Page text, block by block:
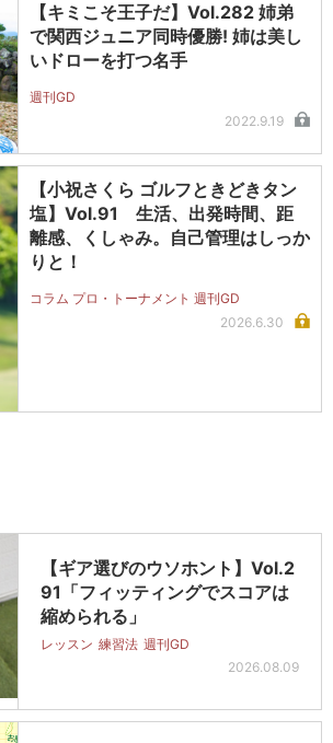
【キミこそ王子だ】Vol.282 姉弟
で関西ジュニア同時優勝! 姉は美し
いドローを打つ名手
週刊GD
2022.9.19
【小祝さくら ゴルフときどきタン
塩】Vol.91 生活、出発時間、距
離感、くしゃみ。自己管理はしっか
りと！
コラム プロ・トーナメント 週刊GD
2026.6.30
【ギア選びのウソホント】Vol.2
91「フィッティングでスコアは
縮められる」
レッスン 練習法 週刊GD
2026.08.09